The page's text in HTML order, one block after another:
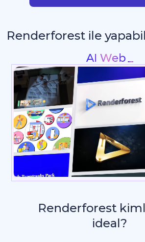
Renderforest ile
İntrolar ve Logo
Renderforest
ideal?